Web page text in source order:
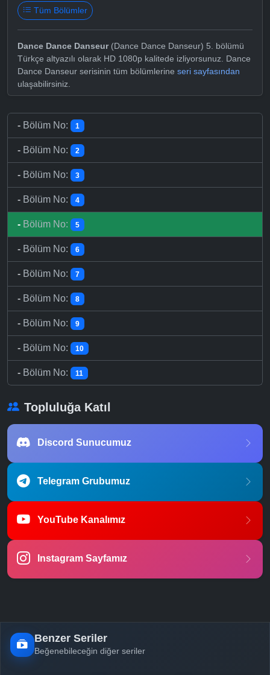
Tüm Bölümler
Dance Dance Danseur(Dance Dance Danseur) 5. bölümü
Türkçe altyazılı olarak HD 1080p kalitede izliyorsunuz. Dance
Dance Danseur serisinin tüm bölümlerine seri sayfasından
ulaşabilirsiniz.
- Bölüm No: 1
- Bölüm No: 2
- Bölüm No: 3
- Bölüm No: 4
- Bölüm No: 5
- Bölüm No: 6
- Bölüm No: 7
- Bölüm No: 8
- Bölüm No: 9
- Bölüm No: 10
- Bölüm No: 11
Topluluğa Katıl
Discord Sunucumuz
Telegram Grubumuz
YouTube Kanalımız
Instagram Sayfamız
Benzer Seriler
Beğenebileceğin diğer seriler